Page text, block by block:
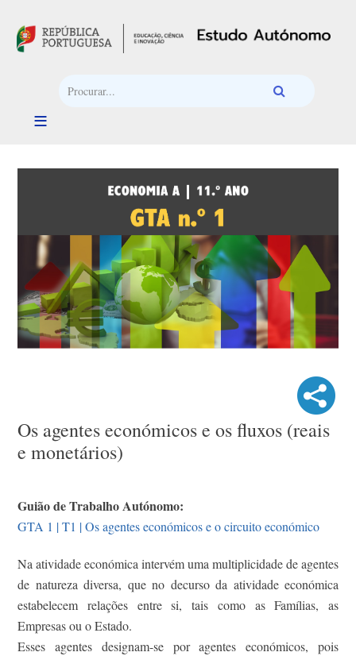
Os agentes económicos e os fluxos (reais
e monetários)
Guião de Trabalho Autónomo:
GTA 1 | T1 | Os agentes económicos e o circuito económico
Na atividade económica intervém uma multiplicidade de agentes
de natureza diversa, que no decurso da atividade económica
estabelecem relações entre si, tais como as Famílias, as
Empresas ou o Estado.
Esses agentes designam-se por agentes económicos, pois